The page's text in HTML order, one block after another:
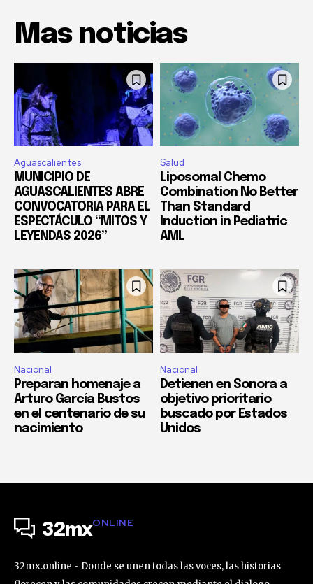
Mas noticias
Aguascalientes
MUNICIPIO DE
AGUASCALIENTES ABRE
CONVOCATORIA PARA EL
ESPECTÁCULO “MITOS Y
LEYENDAS 2026”
Salud
Liposomal Chemo
Combination No Better
Than Standard
Induction in Pediatric
AML
Nacional
Preparan homenaje a
Arturo García Bustos
en el centenario de su
nacimiento
Nacional
Detienen en Sonora a
objetivo prioritario
buscado por Estados
Unidos
32mxONLINE
32mx.online - Donde se unen todas las voces, las historias